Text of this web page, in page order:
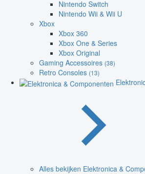
Nintendo Switch
Nintendo Wii & Wii U
Xbox
Xbox 360
Xbox One & Series
Xbox Original
Gaming Accessoires (38)
Retro Consoles (13)
Alles bekijken Elektronica &